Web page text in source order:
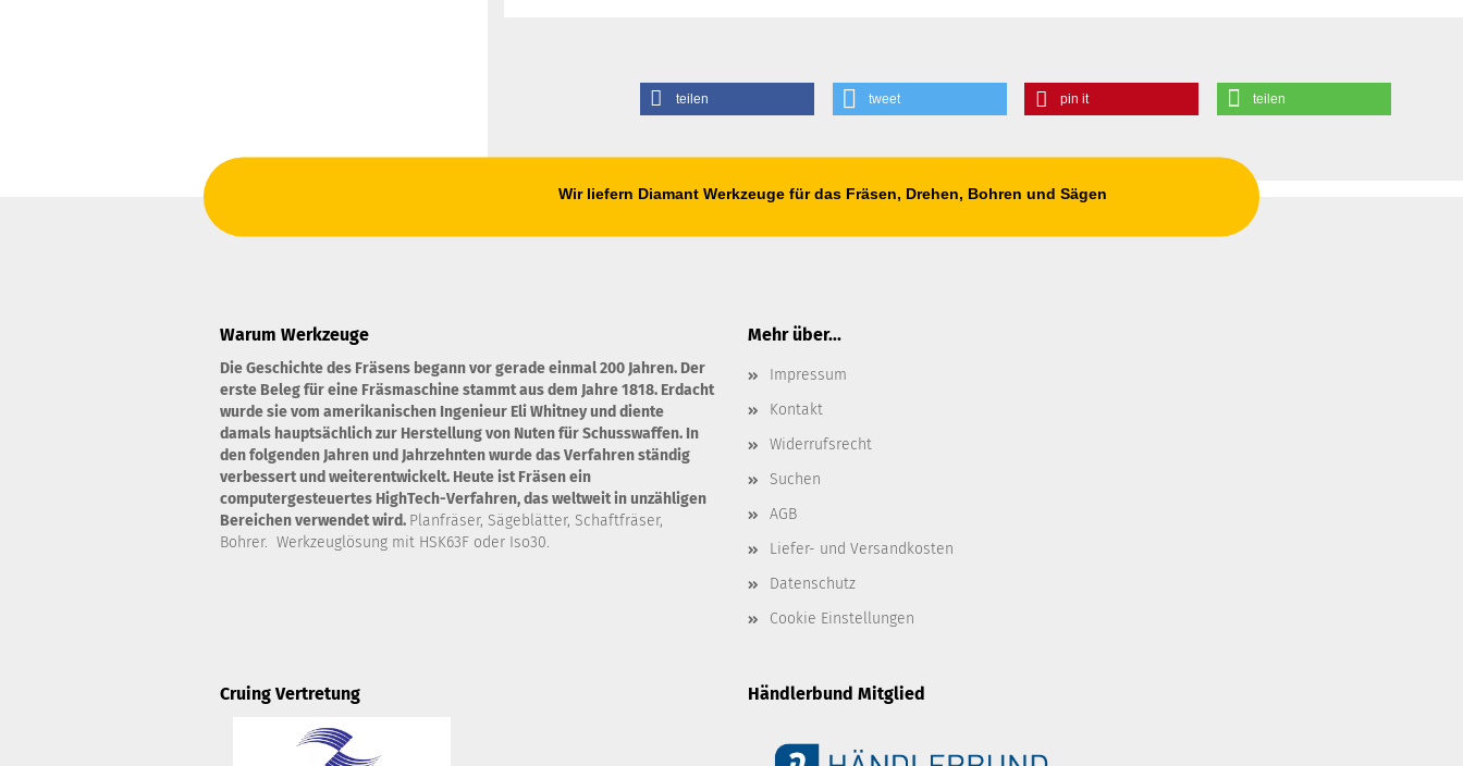
teilen tweet pin it teilen
Wir liefern Diamant Werkzeuge für das Fräsen, Drehen, Bohren und Sägen
Warum Werkzeuge
Die Geschichte des Fräsens begann vor gerade einmal 200 Jahren. Der
erste Beleg für eine Fräsmaschine stammt aus dem Jahre 1818. Erdacht
wurde sie vom amerikanischen Ingenieur Eli Whitney und diente
damals hauptsächlich zur Herstellung von Nuten für Schusswaffen. In
den folgenden Jahren und Jahrzehnten wurde das Verfahren ständig
verbessert und weiterentwickelt. Heute ist Fräsen ein
computergesteuertes HighTech-Verfahren, das weltweit in unzähligen
Bereichen verwendet wird. Planfräser, Sägeblätter, Schaftfräser,
Bohrer. Werkzeuglösung mit HSK63F oder Iso30.
Mehr über...
Impressum
Kontakt
Widerrufsrecht
Suchen
AGB
Liefer- und Versandkosten
Datenschutz
Cookie Einstellungen
Cruing Vertretung Händlerbund Mitglied